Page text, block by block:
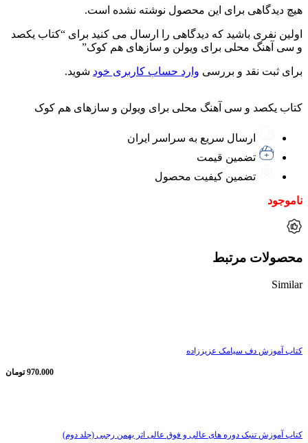
هیچ دیدگاهی برای این محصول نوشته نشده است.
اولین نفری باشید که دیدگاهی را ارسال می کنید برای “کتاب یکصد
و سی آهنگ محلی برای ویولن و سازهای هم کوک”
برای ثبت نقد و بررسی وارد حساب کاربری خود شوید.
کتاب یکصد و سی آهنگ محلی برای ویولن و سازهای هم کوک
ارسال سریع به سراسر ایران
تضمین قیمت
تضمین کیفیت محصول
ناموجود
محصولات مرتبط
Similar
کتاب آموزش دف سیامک عزیززاده
970.000 تومان
کتاب آموزش تنبک دوره های عالی و فوق عالی اثر بهمن رجبی (جلد دوم)